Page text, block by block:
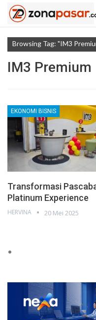
Browsing Tag: "IM3
IM3 Premium
EKONOMI BISNIS
Transformasi
Platinum Experience
HERVINA 20 Mei 2025